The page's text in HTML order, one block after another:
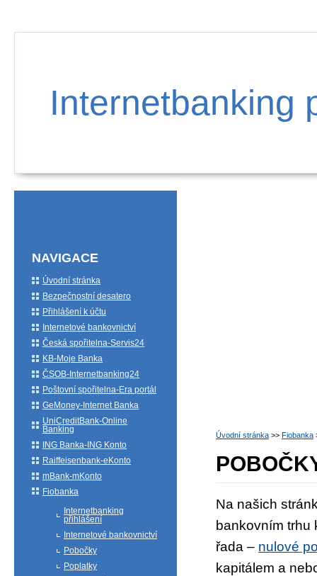
Internetbanking
Úvodní stránka >> Fiobanka
Na našich
bankovním trhu
řada – nulové
kapitálem a
NAVIGACE
Úvodní stránka
Bezpečnostní desatero
Přihlášení k účtu
Internetové bankovnictví
Česká spořitelna-Servis24
KB-Moje Banka
ČSOB-Internetbanking24
Poštovní spořitelna-Era portál
GeMoney-Internet Banka
UniCreditBank-Online
Banking
ING Banka-ING Konto
Raiffeisenbank-eKonto
mBank-mKonto
Fiobanka
Internetbanking
přihlášení
Internetové bankovnictví
Pobočky
Poplatky